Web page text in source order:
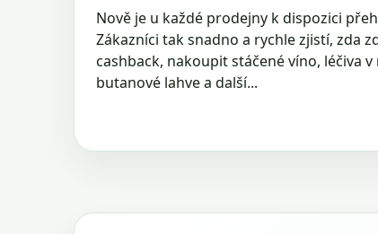
Nově je u každé prodejny k dispozici
Zákazníci tak snadno a rychle zjistí, zda
cashback, nakoupit stáčené víno, léčiva
butanové lahve a další...